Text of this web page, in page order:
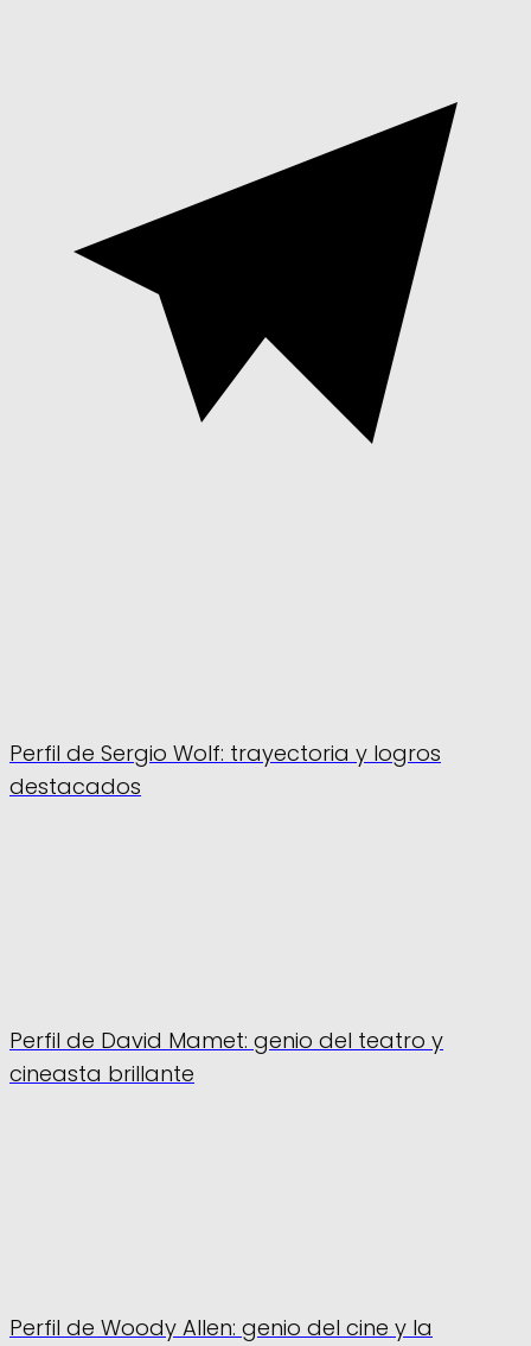
Perfil de Sergio Wolf: trayectoria y logros
destacados
Perfil de David Mamet: genio del teatro y
cineasta brillante
Perfil de Woody Allen: genio del cine y la